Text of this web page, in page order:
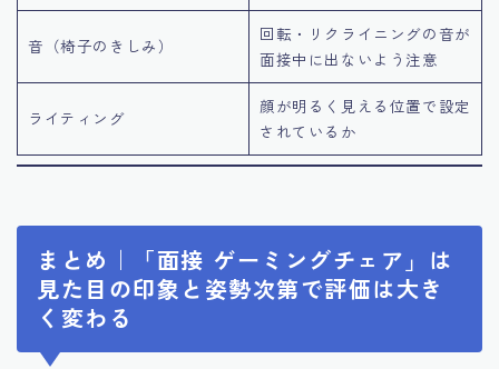
音（椅子のきしみ）
回転・リクライニングの音が
面接中に出ないよう注意
ライティング
顔が明るく見える位置で設定
されているか
まとめ｜「面接 ゲーミングチェア」は
見た目の印象と姿勢次第で評価は大き
く変わる